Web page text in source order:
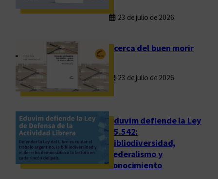
d
n
a
i
t
e
n
c
i
23 de julio de 2026
Acerca del buen morir
23 de julio de 2026
Eduvim defiende la Ley
25.542:
bibliodiversidad,
federalismo y
conocimiento